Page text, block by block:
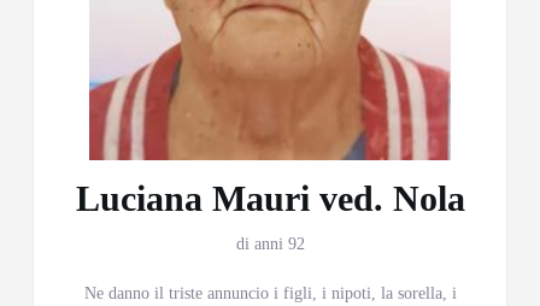
Luciana Mauri ved. Nola
di anni 92
Ne danno il triste annuncio i figli, i nipoti, la sorella, i